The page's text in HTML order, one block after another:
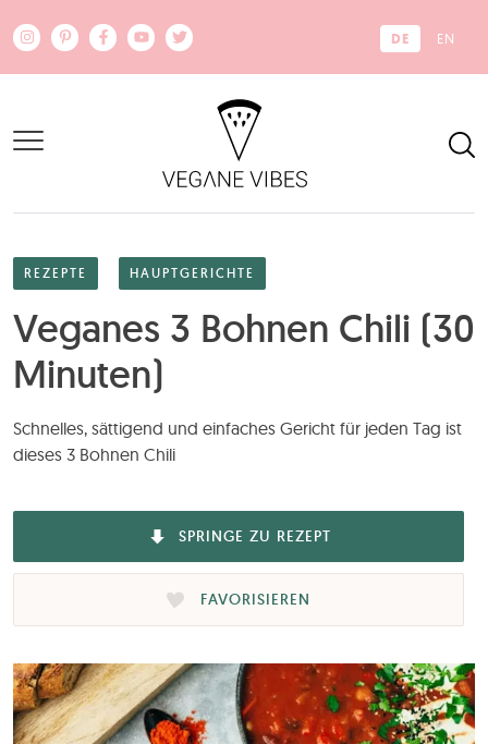
DE EN
REZEPTE HAUPTGERICHTE
Veganes 3 Bohnen Chili (30
Minuten)
Schnelles, sättigend und einfaches Gericht für jeden Tag ist
dieses 3 Bohnen Chili
SPRINGE ZU REZEPT
FAVORISIEREN